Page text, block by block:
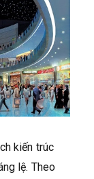
kiến trúc
lệ. Theo